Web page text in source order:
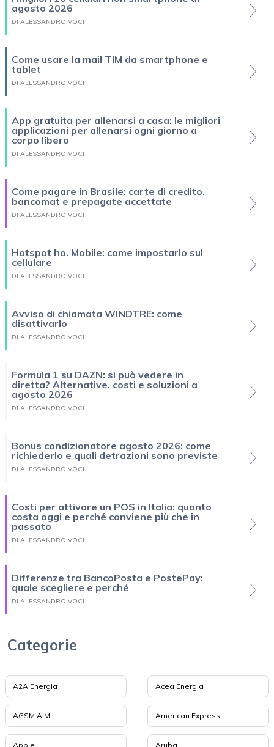
agosto 2026
DI ALESSANDRO VOCI
Come usare la mail TIM da smartphone e
tablet
DI ALESSANDRO VOCI
App gratuita per allenarsi a casa: le migliori
applicazioni per allenarsi ogni giorno a
corpo libero
DI ALESSANDRO VOCI
Come pagare in Brasile: carte di credito,
bancomat e prepagate accettate
DI ALESSANDRO VOCI
Hotspot ho. Mobile: come impostarlo sul
cellulare
DI ALESSANDRO VOCI
Avviso di chiamata WINDTRE: come
disattivarlo
DI ALESSANDRO VOCI
Formula 1 su DAZN: si può vedere in
diretta? Alternative, costi e soluzioni a
agosto 2026
DI ALESSANDRO VOCI
Bonus condizionatore agosto 2026: come
richiederlo e quali detrazioni sono previste
DI ALESSANDRO VOCI
Costi per attivare un POS in Italia: quanto
costa oggi e perché conviene più che in
passato
DI ALESSANDRO VOCI
Differenze tra BancoPosta e PostePay:
quale scegliere e perché
DI ALESSANDRO VOCI
Categorie
A2A Energia Acea Energia
AGSM AIM American Express
Apple Aruba